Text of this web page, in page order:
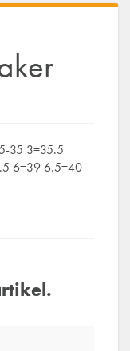
35 3=35.5
6=39 6.5=40